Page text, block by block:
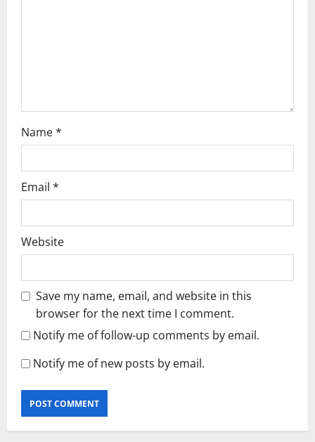
n
Name*
Email *
Website
Save my name, email, and website in this
browser for the next time I comment.
Notify me of follow-up comments by email.
Notify me of new posts by email.